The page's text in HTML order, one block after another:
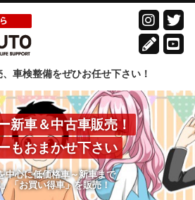
車検整備をぜひお任せ下さい！
新車＆中古車販売！
もおまかせ下さい
中心に低価格車～新車まで
「お買い得車」を販売！